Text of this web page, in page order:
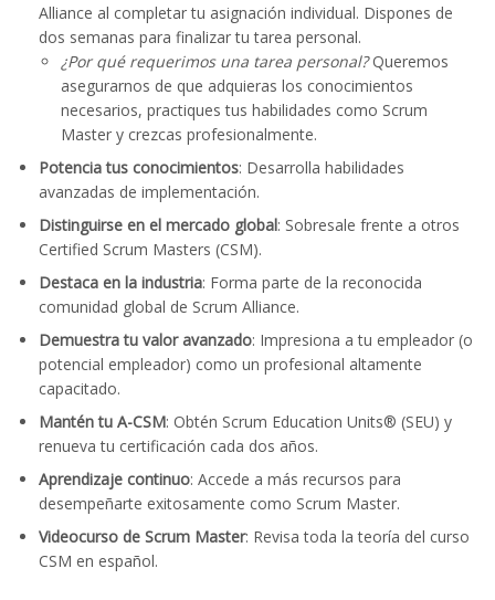
Alliance al completar tu asignación individual. Dispones de
dos semanas para finalizar tu tarea personal.
¿Por qué requerimos una tarea personal?Queremos
asegurarnos de que adquieras los conocimientos
necesarios, practiques tus habilidades como Scrum
Master y crezcas profesionalmente.
Potencia tus conocimientos: Desarrolla habilidades
avanzadas de implementación.
Distinguirse en el mercado global: Sobresale frente a otros
Certified Scrum Masters (CSM).
Destaca en la industria: Forma parte de la reconocida
comunidad global de Scrum Alliance.
Demuestra tu valor avanzado: Impresiona a tu empleador (o
potencial empleador) como un profesional altamente
capacitado.
Mantén tu A-CSM: Obtén Scrum Education Units®️ (SEU) y
renueva tu certificación cada dos años.
Aprendizaje continuo: Accede a más recursos para
desempeñarte exitosamente como Scrum Master.
Videocurso de Scrum Master: Revisa toda la teoría del curso
CSM en español.